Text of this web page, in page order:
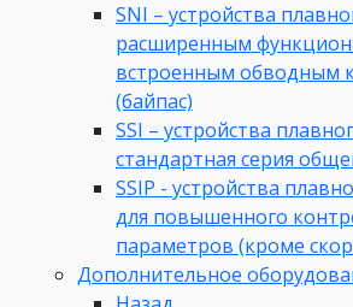
SNI – устройства
расширенным
встроенным обводным
(байпас)
SSI – устройства
стандартная серия
SSIP - устройства
для повышенного
параметров (кроме
Дополнительное